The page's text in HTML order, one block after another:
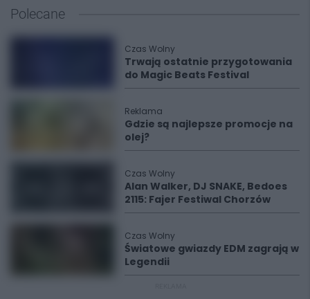
Polecane
Czas Wolny
Trwają ostatnie przygotowania
do Magic Beats Festival
Reklama
Gdzie są najlepsze promocje na
olej?
Czas Wolny
Alan Walker, DJ SNAKE, Bedoes
2115: Fajer Festiwal Chorzów
Czas Wolny
Światowe gwiazdy EDM zagrają w
Legendii